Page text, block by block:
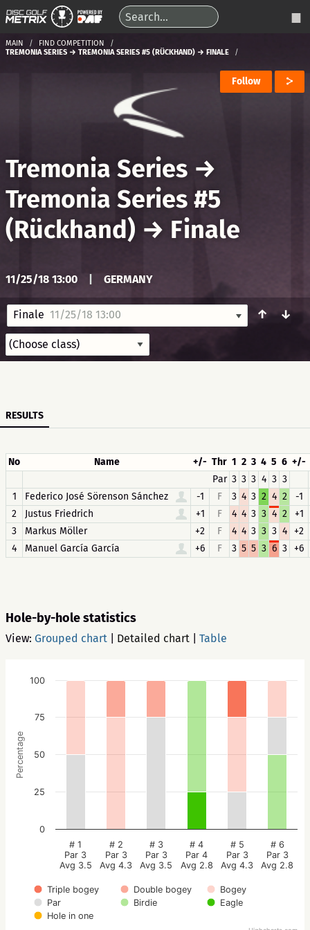
MAIN
FIND COMPETITION
TREMONIA SERIES → TREMONIA SERIES #5 (RÜCKHAND) → FINALE
Follow
Tremonia Series →
Tremonia Series #5
(Rückhand) → Finale
11/25/18 13:00 GERMANY
Finale 11/25/18 13:00 ↑ ↓
RESULTS
No Name +/- Thr 1 2 3 4 5 6 +/-
Par 3 3 3 4 3 3
1
Federico José Sörenson Sánchez -1 F 3 4 3 2 4 2
-1
2
Justus Friedrich +1 F 4 4 3 3 4 2
+1
3
Markus Möller +2 F 4 4 3 3 3 4
+2
4
Manuel García García +6 F 3 5 5 3 6 3 +6
Hole-by-hole statistics
View: Grouped chart Detailed chart Table
Percentage
Triple bogey Double bogey
Bogey
Par
Birdie
Eagle
Hole in one
# 1
Par 3
Avg 3.5
# 2
Par 3
Avg 4.3
# 3
Par 3
Avg 3.5
# 4
Par 4
Avg 2.8
# 5
Par 3
Avg 4.3
# 6
Par 3
Avg 2.8
0
25
50
75
100